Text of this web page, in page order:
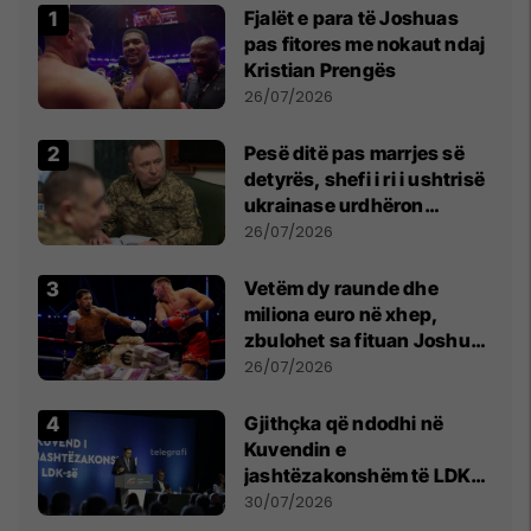
Fjalët e para të Joshuas
pas fitores me nokaut ndaj
Kristian Prengës
26/07/2026
Pesë ditë pas marrjes së
detyrës, shefi i ri i ushtrisë
ukrainase urdhëron
kontroll të madh
26/07/2026
Vetëm dy raunde dhe
miliona euro në xhep,
zbulohet sa fituan Joshua
e Prenga
26/07/2026
Gjithçka që ndodhi në
Kuvendin e
jashtëzakonshëm të LDK-
së
30/07/2026